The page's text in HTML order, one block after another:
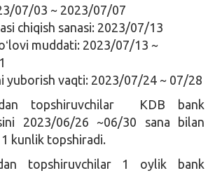
07/03 ~ 2023/07/07
chiqish sanasi: 2023/07/13
muddati: 2023/07/13 ~
yuborish vaqti: 2023/07/24 ~ 07/28
topshiruvchilar KDB bank
2023/06/26 ~06/30 sana bilan
kunlik topshiradi.
topshiruvchilar 1 oylik bank